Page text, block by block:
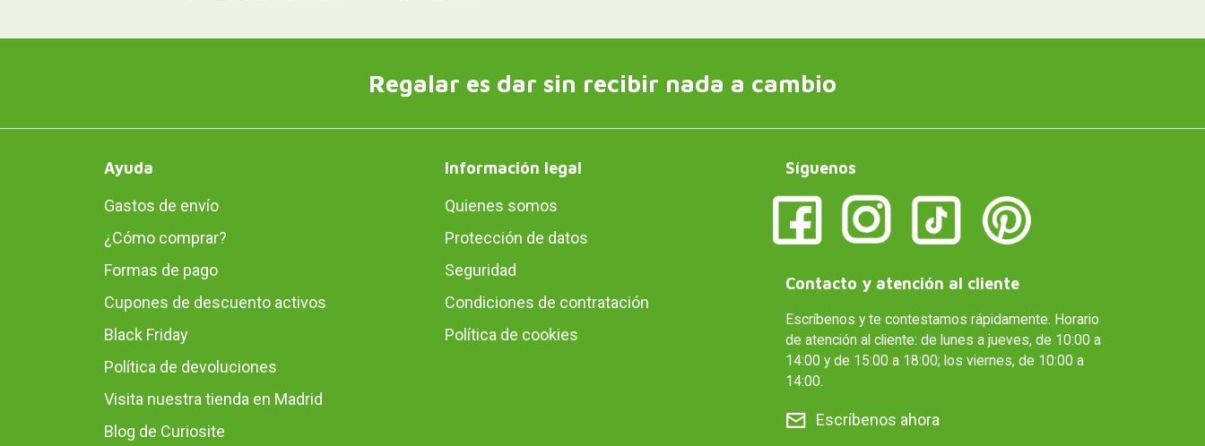
Regalar es dar sin recibir nada a cambio
Ayuda
Gastos de envío
¿Cómo comprar?
Formas de pago
Cupones de descuento activos
Black Friday
Política de devoluciones
Visita nuestra tienda en Madrid
Blog de Curiosite
Información legal
Quienes somos
Protección de datos
Seguridad
Condiciones de contratación
Política de cookies
Síguenos
Contacto y atención al cliente
Escríbenos y te contestamos rápidamente. Horario
de atención al cliente: de lunes a jueves, de 10:00 a
14:00 y de 15:00 a 18:00; los viernes, de 10:00 a
14:00.
Escríbenos ahora